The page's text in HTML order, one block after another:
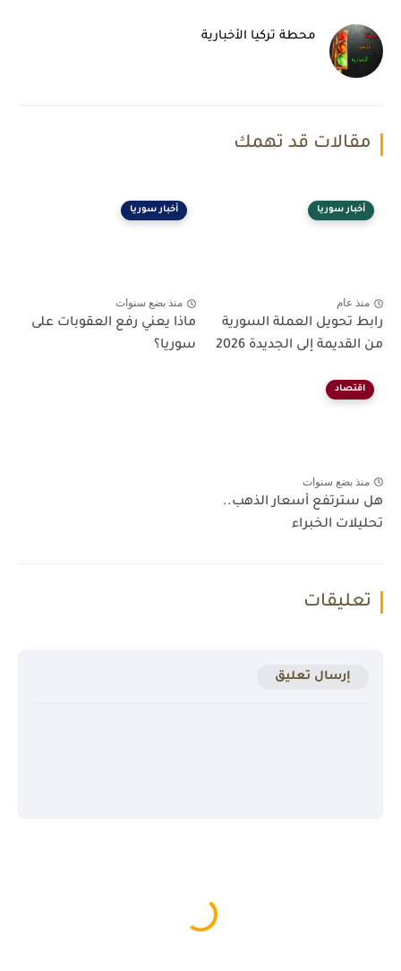
محطة تركيا الأخبارية
مقالات قد تهمك
أخبار سوريا
منذ عام
رابط تحويل العملة السورية
من القديمة إلى الجديدة 2026
أخبار سوريا
منذ بضع سنوات
ماذا يعني رفع العقوبات على
سوريا؟
اقتصاد
منذ بضع سنوات
هل سترتفع أسعار الذهب..
تحليلات الخبراء
تعليقات
إرسال تعليق